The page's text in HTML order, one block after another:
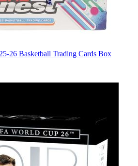
26 Basketball Trading Cards Box